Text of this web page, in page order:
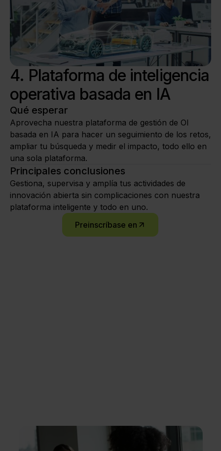
4. Plataforma de inteligencia
operativa basada en IA
Qué esperar
Aprovecha nuestra plataforma de gestión de OI
basada en IA para hacer un seguimiento de los retos,
ampliar tu búsqueda y medir el impacto, todo ello en
una sola plataforma.
Principales conclusiones
Gestiona, supervisa y amplía tus actividades de
innovación abierta sin complicaciones con nuestra
plataforma inteligente y todo en uno.
Preinscríbase en